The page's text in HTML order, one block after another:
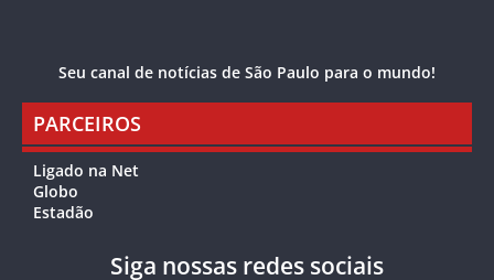
Seu canal de notícias de São Paulo para o mundo!
PARCEIROS
Ligado na Net
Globo
Estadão
Siga nossas redes sociais